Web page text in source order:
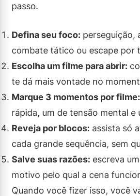
passo.
Defina seu foco: perseguição,
combate tático ou escape por
Escolha um filme para abrir:
te dá mais vontade no
Marque 3 momentos por filme:
rápida, um de tensão mental e
Reveja por blocos: assista só
cada grande sequência, sem
Salve suas razões: escreva
motivo pelo qual a cena
Quando você fizer isso, você